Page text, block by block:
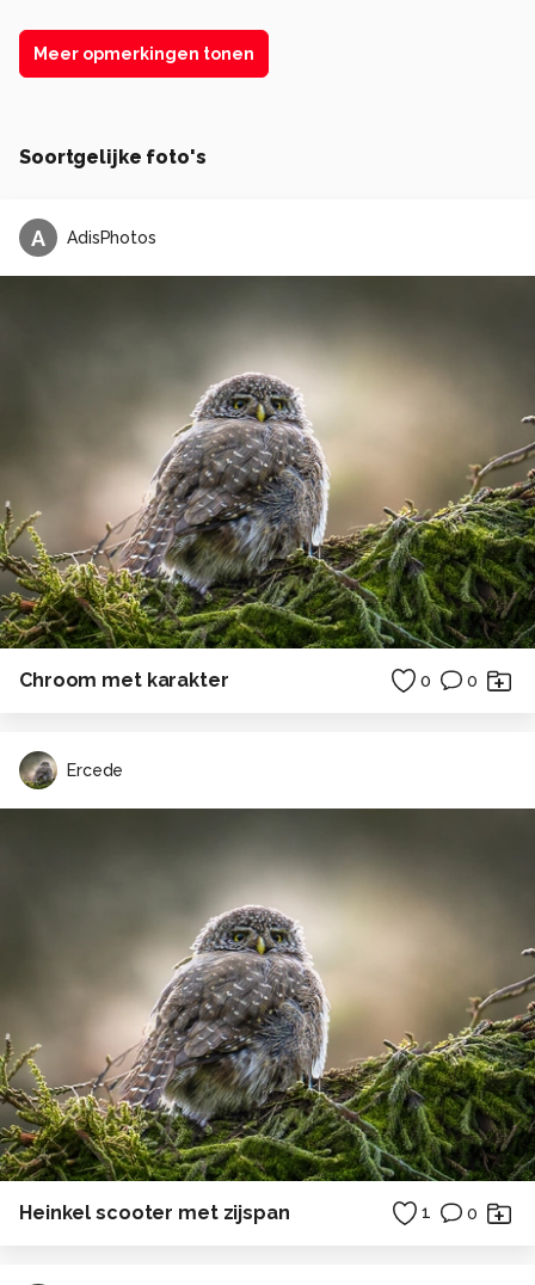
Meer opmerkingen tonen
Soortgelijke foto's
A AdisPhotos
Chroom met karakter 0 0
Ercede
Heinkel scooter met zijspan 1 0